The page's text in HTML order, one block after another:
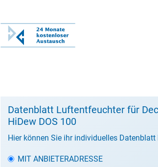
Datenblatt Luftentfeuchter für
HiDew DOS 100
Hier können Sie ihr individuelles Datenblatt
MIT ANBIETERADRESSE